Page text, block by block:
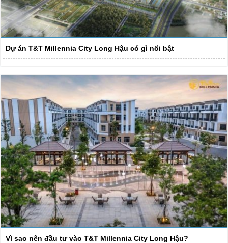
Dự án T&T Millennia City Long Hậu có gì nổi bật
Vì sao nên đầu tư vào T&T Millennia City Long Hậu?